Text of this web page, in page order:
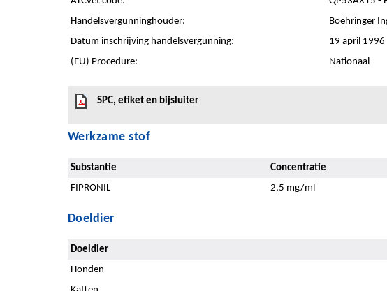
Handelsvergunninghouder:
Boehringer
Datum inschrijving handelsvergunning:
19 april 1996
(EU) Procedure:
Nationaal
SPC, etiket en bijsluiter
Werkzame stof
Substantie
Concentratie
FIPRONIL
2,5 mg/ml
Doeldier
Doeldier
Honden